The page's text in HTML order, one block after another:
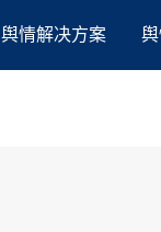
舆情解决方案